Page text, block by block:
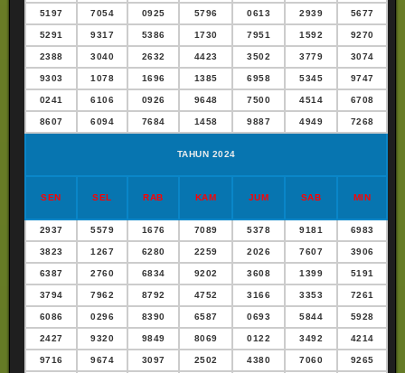
5197 7054 0925 5796 0613 2939 5677
5291 9317 5386 1730 7951 1592 9270
2388 3040 2632 4423 3502 3779 3074
9303 1078 1696 1385 6958 5345 9747
0241 6106 0926 9648 7500 4514 6708
8607 6094 7684 1458 9887 4949 7268
TAHUN 2024
SEN SEL RAB KAM JUM SAB MIN
2937 5579 1676 7089 5378 9181 6983
3823 1267 6280 2259 2026 7607 3906
6387 2760 6834 9202 3608 1399 5191
3794 7962 8792 4752 3166 3353 7261
6086 0296 8390 6587 0693 5844 5928
2427 9320 9849 8069 0122 3492 4214
9716 9674 3097 2502 4380 7060 9265